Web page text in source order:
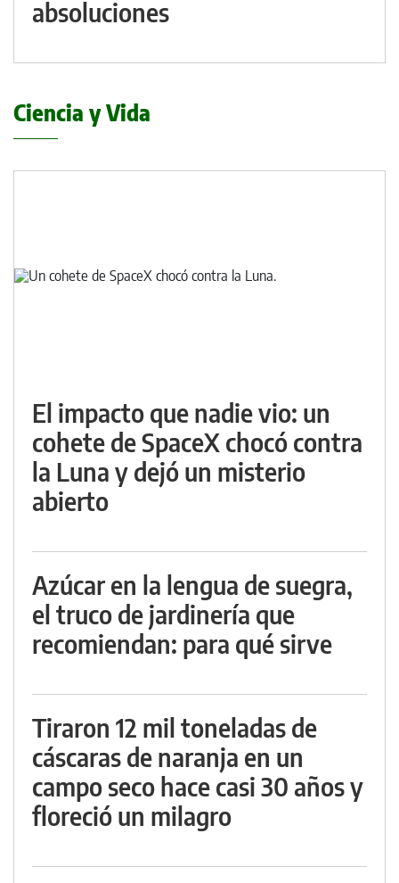
absoluciones
Ciencia y Vida
El impacto que nadie vio: un
cohete de SpaceX chocó contra
la Luna y dejó un misterio
abierto
Azúcar en la lengua de suegra,
el truco de jardinería que
recomiendan: para qué sirve
Tiraron 12 mil toneladas de
cáscaras de naranja en un
campo seco hace casi 30 años y
floreció un milagro